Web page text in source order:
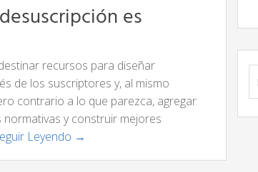
es
recursos para diseñar
de los suscriptores y, al mismo
contrario a lo que parezca, agregar
y construir mejores
Leyendo →